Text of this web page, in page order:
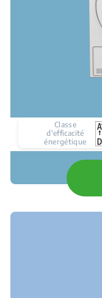
Classe
d'efficacité
énergétique